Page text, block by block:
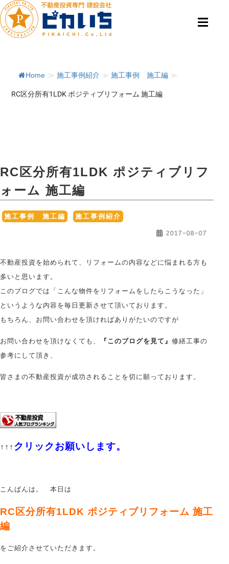
Home ≫ 施工事例紹介 ≫ 施工事例 施工編 ≫
RC区分所有1LDK ポジティブリフォーム 施工編
RC区分所有1LDK ポジティブリフ
ォーム 施工編
施工事例 施工編 施工事例紹介
2017-08-07
不動産投資を始められて、リフォームの内容などに悩まれる方も
多いと思います。
このブログでは「こんな物件をリフォームをしたらこうなった」
というような内容を毎日更新させて頂いております。
もちろん、お問い合わせを頂ければありがたいのですが
お問い合わせを頂けなくても、 『このブログを見て』 修繕工事の
参考にして頂き、
皆さまの不動産投資が成功されることを切に願っております。
↑↑↑ クリックお願いします。
こんばんは。 本日は
RC区分所有1LDK ポジティブリフォーム 施工
編
をご紹介させていただきます。